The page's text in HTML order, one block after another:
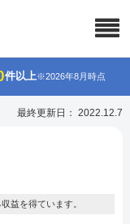
件以上※2026年8月時点
最終更新日： 2022.12.7
益を得ています。